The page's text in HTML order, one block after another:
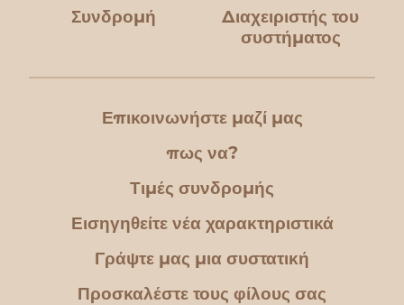
Συνδρομή
Διαχειριστής του
συστήματος
Επικοινωνήστε μαζί μας
πως να?
Τιμές συνδρομής
Εισηγηθείτε νέα χαρακτηριστικά
Γράψτε μας μια συστατική
Προσκαλέστε τους φίλους σας